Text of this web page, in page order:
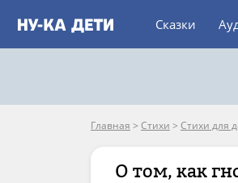
Сказки
Главная > Стихи > Стихи для
О том, как